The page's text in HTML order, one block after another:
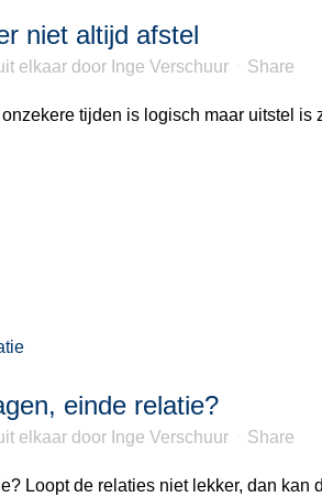
niet altijd afstel
elkaar door Inge Verschuur Share
tijden is logisch maar uitstel is
einde relatie?
elkaar door Inge Verschuur Share
Loopt de relaties niet lekker, dan kan